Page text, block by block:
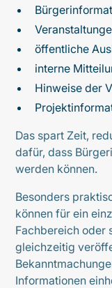
öffentliche
interne
Hinweise der
Das spart Zeit,
dafür, dass
werden können.
Besonders
können für ein
Fachbereich oder
gleichzeitig
Informationen